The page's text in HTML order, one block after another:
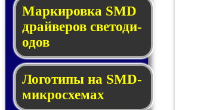
Маркировка SMD
драй­ве­ров све­то­ди­
о­дов
Логотипы на SMD-
мик­ро­схе­мах